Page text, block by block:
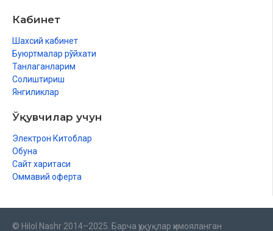
Кабинет
Шахсий кабинет
Буюртмалар рўйхати
Танлаганларим
Солиштириш
Янгиликлар
Ўқувчилар учун
Электрон Китоблар
Обуна
Сайт харитаси
Оммавий оферта
© Hilol Nashr 2014–2025. Барча ҳуқуқлар ҳимояланган